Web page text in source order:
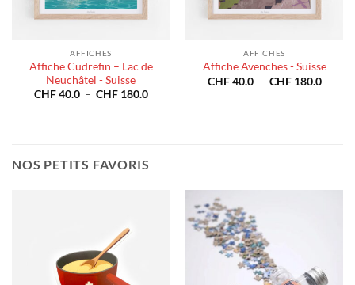
AFFICHES
Affiche Cudrefin – Lac de
Neuchâtel - Suisse
CHF40.0 – CHF180.0Plage
AFFICHES
Affiche Avenches - Suisse
CHF40.0 – CHF180.0Plage
NOS PETITS FAVORIS